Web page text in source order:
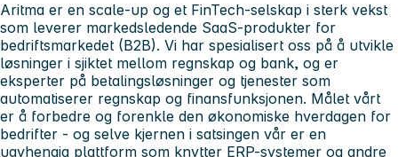
Aritma er en scale-up og et FinTech-selskap i sterk vekst
som leverer markedsledende SaaS-produkter for
bedriftsmarkedet (B2B). Vi har spesialisert oss på å utvikle
løsninger i sjiktet mellom regnskap og bank, og er
eksperter på betalingsløsninger og tjenester som
automatiserer regnskap og finansfunksjonen. Målet vårt
er å forbedre og forenkle den økonomiske hverdagen for
bedrifter - og selve kjernen i satsingen vår er en
uavhengig plattform som knytter ERP-systemer og andre